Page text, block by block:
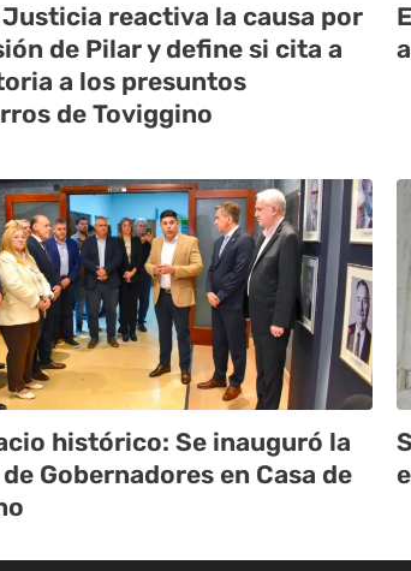
Justicia reactiva la causa por
de Pilar y define si cita a
a los presuntos
de Toviggino
histórico: Se inauguró la
Gobernadores en Casa de